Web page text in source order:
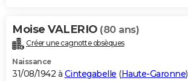
Moise VALERIO (80 ans)
Créer une cagnotte obsèques
Naissance
31/08/1942 à Cintegabelle (Haute-Garonne)